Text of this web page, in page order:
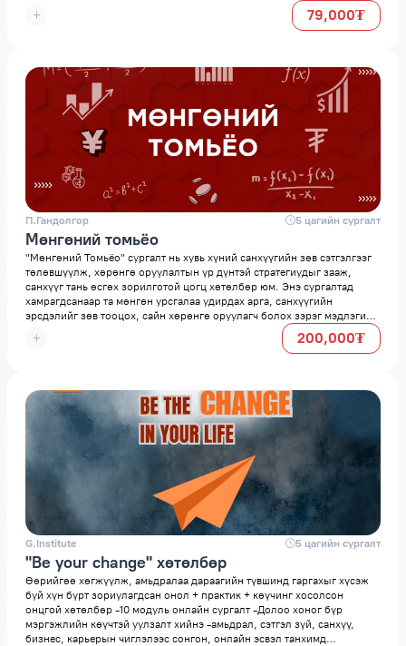
эдгээр санхүүгий хүчин зүйлсийг эрүүлээр удирдан санхүүгийн эрүүл
мэндийн дархлаатай болох боломжтой.
79,000₮
П.Гандолгор 5 цагийн сургалт
Мөнгөний томьёо
"Мөнгөний Томьёо" сургалт нь хувь хүний санхүүгийн зөв сэтгэлгээг
төлөвшүүлж, хөрөнгө оруулалтын үр дүнтэй стратегиудыг зааж,
санхүүг тань өсгөх зорилготой цогц хөтөлбөр юм. Энэ сургалтад
хамрагдсанаар та мөнгөн урсгалаа удирдах арга, санхүүгийн
эрсдэлийг зөв тооцох, сайн хөрөнгө оруулагч болох зэрэг мэдлэгийг
200,000₮
G.Institute 5 цагийн сургалт
"Be your change" хөтөлбөр
Өөрийгөө хөгжүүлж, амьдралаа дараагийн түвшинд гаргахыг хүсэж
буй хүн бүрт зориулагдсан онол + практик + көүчинг хосолсон
онцгой хөтөлбөр -10 модуль онлайн сургалт -Долоо хоног бүр
мэргэжлийн көүчтэй уулзалт хийнэ -амьдрал, сэтгэл зүй, санхүү,
бизнес, карьерын чиглэлээс сонгон, онлайн эсвэл танхимд